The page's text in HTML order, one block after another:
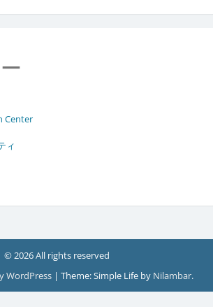
Center
ィ
© 2026 All rights reserved
WordPress | Theme: Simple Life by Nilambar.